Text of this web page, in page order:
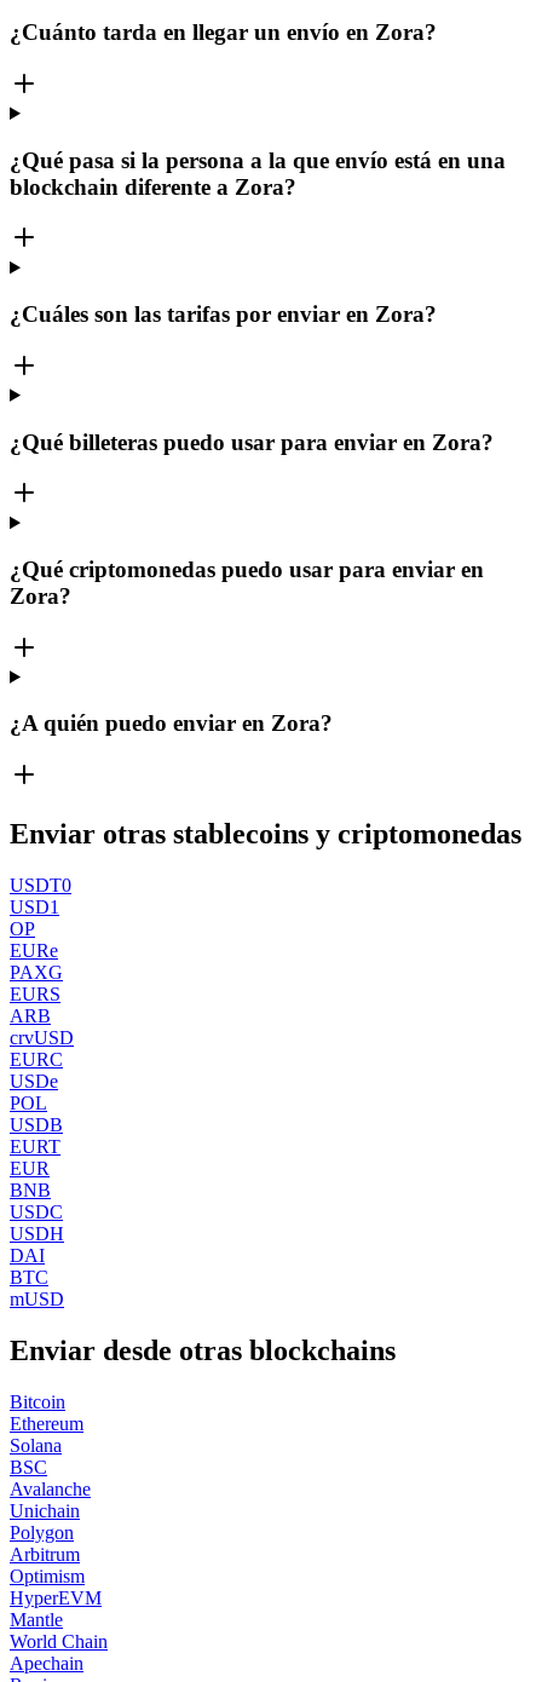
¿Cuánto tarda en llegar un envío en Zora?
¿Qué pasa si la persona a la que envío está en una
blockchain diferente a Zora?
¿Cuáles son las tarifas por enviar en Zora?
¿Qué billeteras puedo usar para enviar en Zora?
¿Qué criptomonedas puedo usar para enviar en
Zora?
¿A quién puedo enviar en Zora?
Enviar otras stablecoins y criptomonedas
USDT0
USD1
OP
EURe
PAXG
EURS
ARB
crvUSD
EURC
USDe
POL
USDB
EURT
EUR
BNB
USDC
USDH
DAI
BTC
mUSD
Enviar desde otras blockchains
Bitcoin
Ethereum
Solana
BSC
Avalanche
Unichain
Polygon
Arbitrum
Optimism
HyperEVM
Mantle
World Chain
Apechain